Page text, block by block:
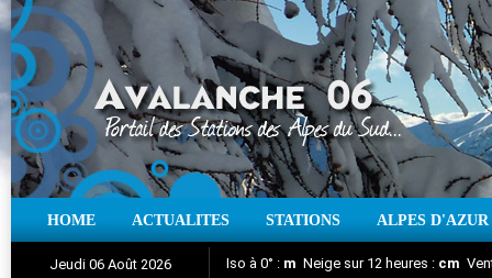
HOME ACTUALITES STATIONS ALPES D'AZUR
Jeudi 06 Août 2026 Iso à 0° : m Neige sur 12 heures : cm